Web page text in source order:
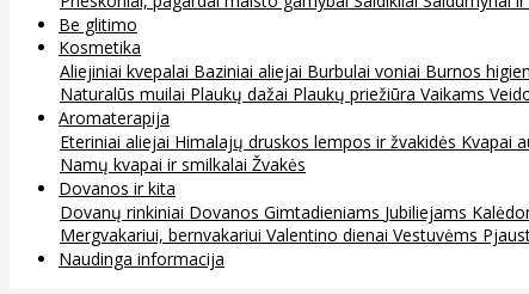
Be glitimo
Kosmetika
Aliejiniai kvepalai Baziniai aliejai Burbulai voniai Burnos
Naturalūs muilai Plaukų dažai Plaukų priežiūra Vaikams
Aromaterapija
Eteriniai aliejai Himalajų druskos lempos ir žvakidės Kvapai
Namų kvapai ir smilkalai Žvakės
Dovanos ir kita
Dovanų rinkiniai Dovanos Gimtadieniams Jubiliejams
Mergvakariui, bernvakariui Valentino dienai Vestuvėms
Naudinga informacija